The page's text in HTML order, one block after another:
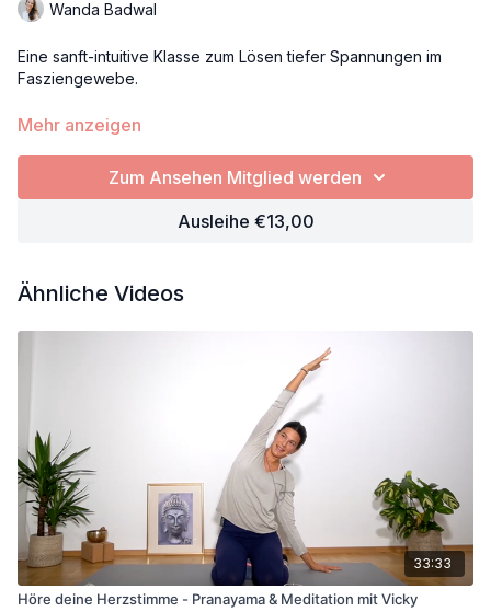
Wanda Badwal
Eine sanft-intuitive Klasse zum Lösen tiefer Spannungen im
Fasziengewebe.
Durch achtsames Bewegen, Schmelzen und Spüren befreien
Mehr anzeigen
Zum Ansehen Mitglied werden
Ausleihe €13,00
Ähnliche Videos
33:33
Höre deine Herzstimme - Pranayama & Meditation mit Vicky